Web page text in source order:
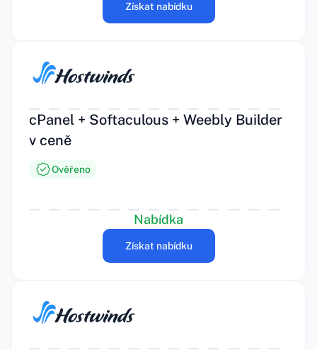
Získat nabídku
cPanel + Softaculous + Weebly Builder
v ceně
Ověřeno
Nabídka
Získat nabídku